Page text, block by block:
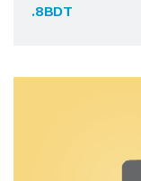
.8BDT